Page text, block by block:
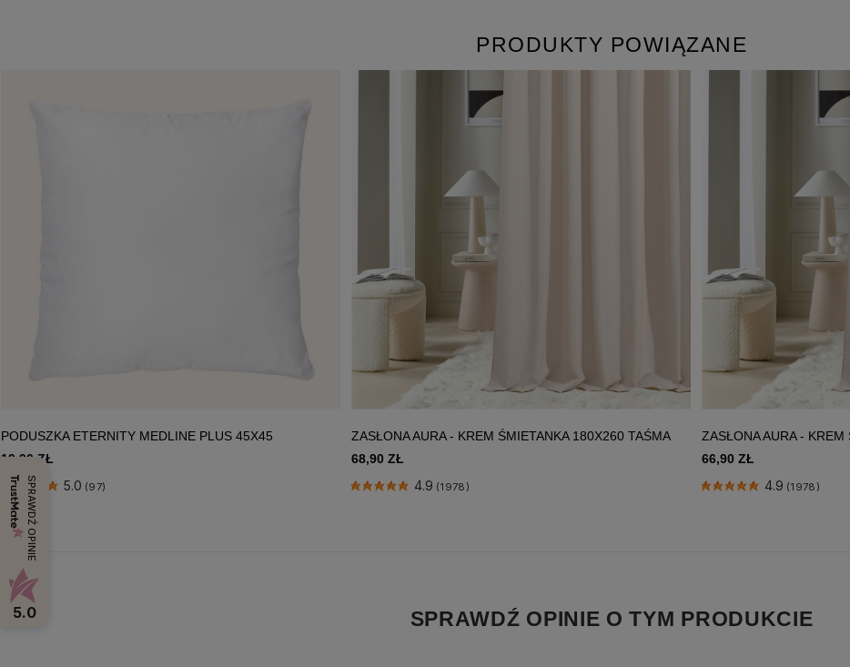
SPRAWDŹ OPINIE O TYM PRODUKCIE
PRODUKTY POWIĄZANE
PODUSZKA ETERNITY MEDLINE PLUS 45X45
19,90 ZŁ
5.0 (97)
ZASŁONA AURA - KREM ŚMIETANKA 180X260 TAŚMA
68,90 ZŁ
4.9 (1978)
ZASŁONA AURA -
66,90 ZŁ
4.9 (1978)
SPRAWDŹ OPINIE
5.0